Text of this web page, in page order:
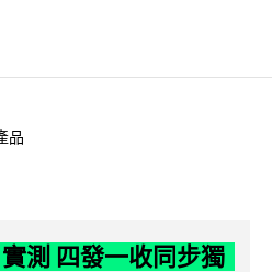
品
測 四發一收同步獨